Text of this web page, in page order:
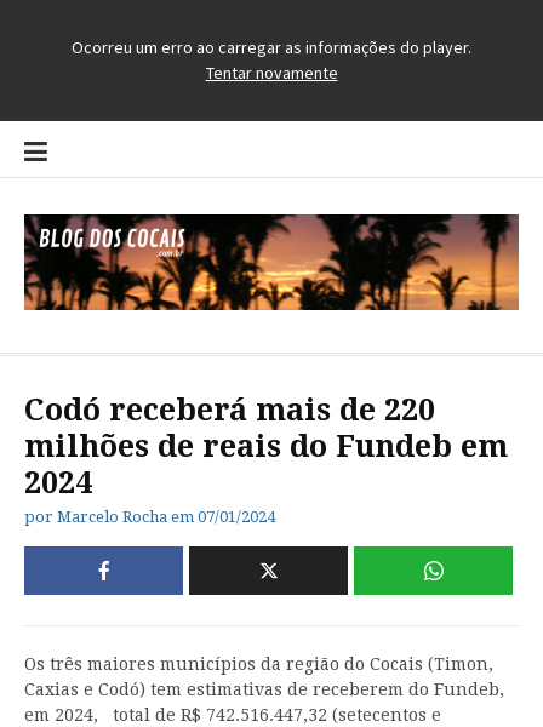
Pular
para
conteúdo
Codó receberá mais de 220
milhões de reais do Fundeb em
2024
por Marcelo Rocha em 07/01/2024
Os três maiores municípios da região do Cocais (Timon,
Caxias e Codó) tem estimativas de receberem do Fundeb,
em 2024, total de R$ 742.516.447,32 (setecentos e